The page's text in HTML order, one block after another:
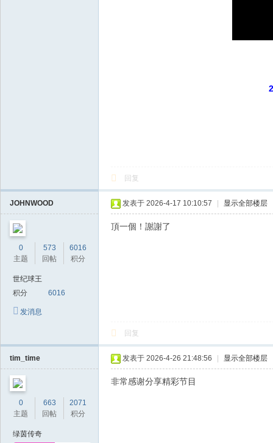
回复
JOHNWOOD
0
主题
573
回帖
6016
积分
世纪球王
积分
6016
发消息
发表于 2026-4-17 10:10:57 显示全部楼层
頂一個！謝謝了
回复
tim_time
0
主题
663
回帖
2071
积分
绿茵传奇
发表于 2026-4-26 21:48:56 显示全部楼层
非常感谢分享精彩节目